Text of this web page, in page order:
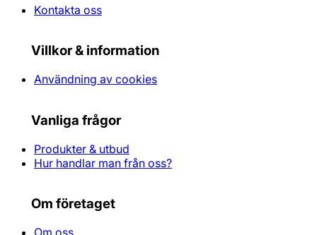
Kontakta oss
Villkor & information
Användning av cookies
Vanliga frågor
Produkter & utbud
Hur handlar man från oss?
Om företaget